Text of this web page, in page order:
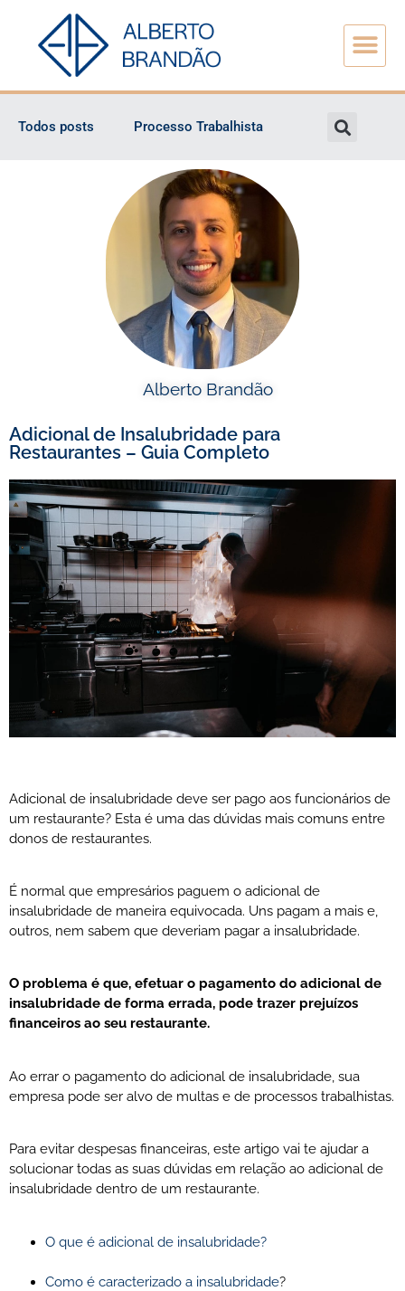
Todos posts Processo Trabalhista
Alberto Brandão
Adicional de Insalubridade para
Restaurantes – Guia Completo
Adicional de insalubridade deve ser pago aos funcionários de
um restaurante? Esta é uma das dúvidas mais comuns entre
donos de restaurantes.
É normal que empresários paguem o adicional de
insalubridade de maneira equivocada. Uns pagam a mais e,
outros, nem sabem que deveriam pagar a insalubridade.
O problema é que, efetuar o pagamento do adicional de
insalubridade de forma errada, pode trazer prejuízos
financeiros ao seu restaurante.
Ao errar o pagamento do adicional de insalubridade, sua
empresa pode ser alvo de multas e de processos trabalhistas.
Para evitar despesas financeiras, este artigo vai te ajudar a
solucionar todas as suas dúvidas em relação ao adicional de
insalubridade dentro de um restaurante.
O que é adicional de insalubridade?
Como é caracterizado a insalubridade?